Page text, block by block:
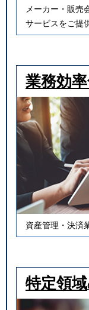
メーカー・販売
サービスをご提
業務効
資産管理・決済
特定領域